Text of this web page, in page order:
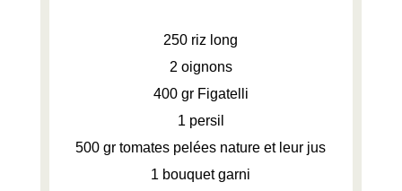
250 riz long
2 oignons
400 gr Figatelli
1 persil
500 gr tomates pelées nature et leur jus
1 bouquet garni